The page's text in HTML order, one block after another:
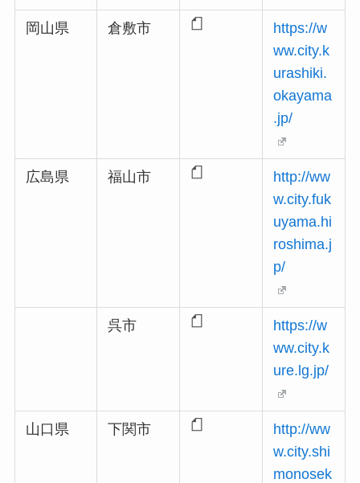
岡山県 倉敷市
https://w
ww.city.k
urashiki.
okayama
.jp/
広島県 福山市
http://ww
w.city.fuk
uyama.hi
roshima.j
p/
呉市
https://w
ww.city.k
ure.lg.jp/
山口県 下関市
http://ww
w.city.shi
monosek